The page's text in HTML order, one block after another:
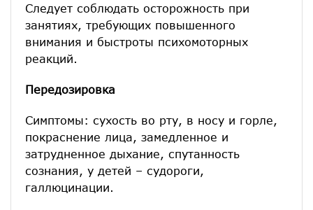
Следует соблюдать осторожность при
занятиях, требующих повышенного
внимания и быстроты психомоторных
реакций.
Передозировка
Симптомы: сухость во рту, в носу и горле,
покраснение лица, замедленное и
затрудненное дыхание, спутанность
сознания, у детей – судороги,
галлюцинации.